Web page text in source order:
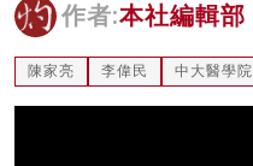
作者:本社編輯部
陳家亮 李偉民 中大醫學院